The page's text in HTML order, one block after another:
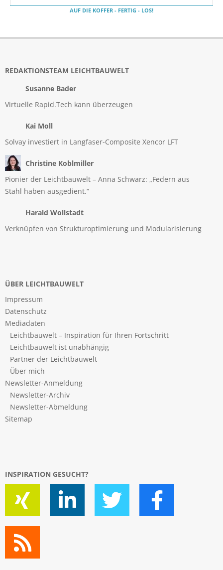
AUF DIE KOFFER - FERTIG - LOS!
REDAKTIONSTEAM LEICHTBAUWELT
Susanne Bader
Virtuelle Rapid.Tech kann überzeugen
Kai Moll
Solvay investiert in Langfaser-Composite Xencor LFT
Christine Koblmiller
Pionier der Leichtbauwelt – Anna Schwarz: „Federn aus
Stahl haben ausgedient.“
Harald Wollstadt
Verknüpfen von Strukturoptimierung und Modularisierung
ÜBER LEICHTBAUWELT
Impressum
Datenschutz
Mediadaten
Leichtbauwelt – Inspiration für Ihren Fortschritt
Leichtbauwelt ist unabhängig
Partner der Leichtbauwelt
Über mich
Newsletter-Anmeldung
Newsletter-Archiv
Newsletter-Abmeldung
Sitemap
INSPIRATION GESUCHT?